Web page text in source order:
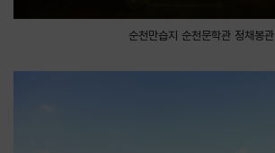
순천만습지 순천문학관 정채봉관